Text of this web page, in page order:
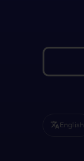
translateEnglish